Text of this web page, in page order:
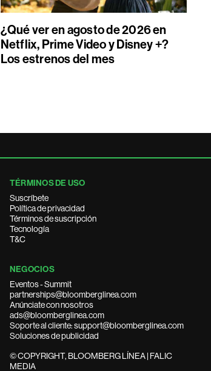
¿Qué ver en agosto de 2026 en
Netflix, Prime Video y Disney +?
Los estrenos del mes
TÉRMINOS DE USO
Suscríbete
Política de privacidad
Términos de suscripción
Tecnología
T&C
NEGOCIOS
Eventos - Summit
partnerships@bloomberglinea.com
Anúnciate con nosotros
ads@bloomberglinea.com
Soporte al cliente: support@bloomberglinea.com
Soluciones de publicidad
© COPYRIGHT, BLOOMBERG LÍNEA | FALIC
MEDIA